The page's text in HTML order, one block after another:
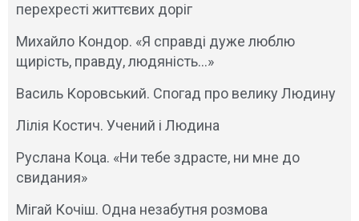
перехресті життєвих доріг
Михайло Кондор. «Я справді дуже люблю
щирість, правду, людяність…»
Василь Коровський. Спогад про велику Людину
Лілія Костич. Учений і Людина
Руслана Коца. «Ни тебе здрасте, ни мне до
свидания»
Мігай Кочіш. Одна незабутня розмова